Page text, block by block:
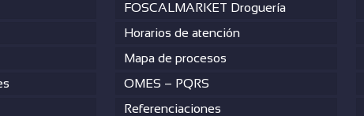
FOSCALMARKET Droguería
Horarios de atención
Mapa de procesos
OMES – PQRS
Referenciaciones